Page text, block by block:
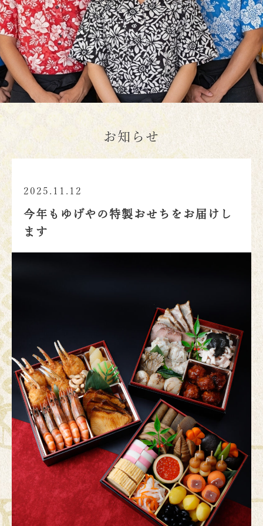
お知らせ
2025.11.12
今年もゆげやの特製おせちをお届けし
ます